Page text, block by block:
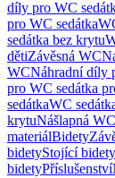
díly pro WC
pro WC sedátka
sedátka bez krytu
dětiZávěsná WC
WCNáhradní díly
pro WC sedátka
sedátkaWC
krytuNášlapná WC
materiálBidety
bidetyStojící bidety
bidetyPříslušenství